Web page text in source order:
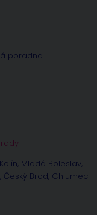
poradna
Mladá Boleslav,
Český Brod, Chlumec